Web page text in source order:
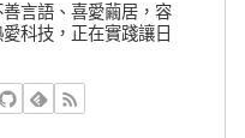
言語、喜愛繭居，容
科技，正在實踐讓日